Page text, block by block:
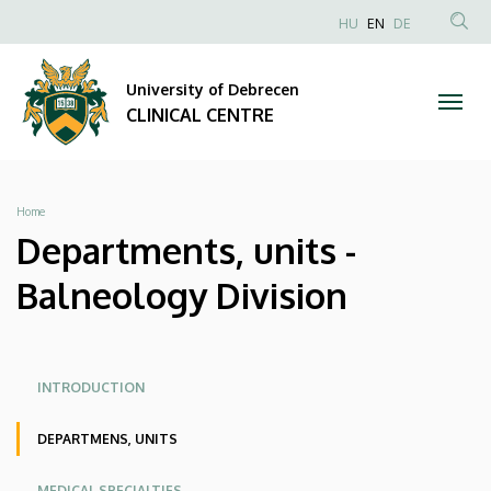
units
Balneology
Division
CLINICAL
to
content
Anonim
HU EN DE
University of Debrecen
CLINICAL CENTRE
Breadcrumb
Home
Departments, units -
Balneology Division
Oldalmenü
KEK
Oldalmenu
KEK
Angol
INTRODUCTION
DEPARTMENS, UNITS